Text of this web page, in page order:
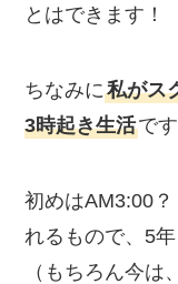
とはできます！
ちなみに私がス
3時起き生活です
初めはAM3:00
れるもので、5
（もちろん今